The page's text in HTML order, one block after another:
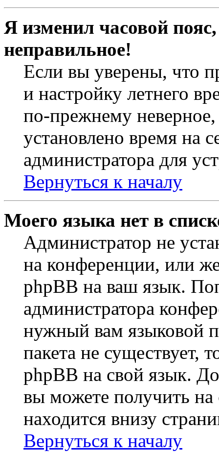
Я изменил часовой
неправильное!
Если вы уверены, что
и настройку летнего
по-прежнему неверное,
установлено время на
администратора для
Вернуться к началу
Моего языка нет в
Администратор не
на конференции, или
phpBB на ваш язык.
администратора
нужный вам языковой
пакета не существует,
phpBB на свой язык.
вы можете получить на
находится внизу
Вернуться к началу